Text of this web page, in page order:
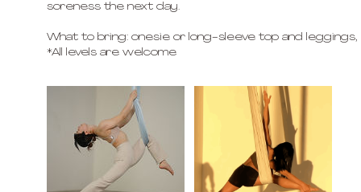
soreness the next day.
What to bring: onesie or long-sleeve top and
*All levels are welcome